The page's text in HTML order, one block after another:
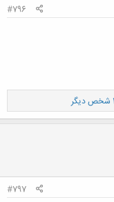
#796
#797